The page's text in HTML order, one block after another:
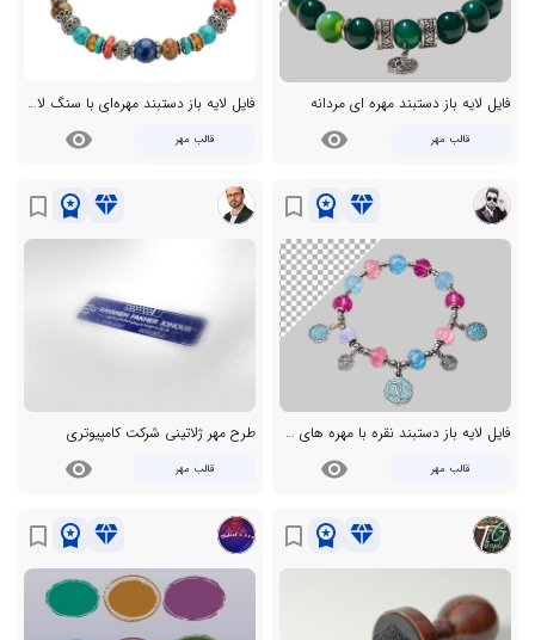
فایل لایه باز دستبند مهره ای مردانه
قالب مهر visibility
فایل لایه باز دستبند مهره‌ای با سنگ لاجورد
قالب مهر visibility
diamond
workspace_premium
bookmark_border
فایل لایه باز دستبند نقره با مهره های صورتی آبی
قالب مهر visibility
diamond
workspace_premium
bookmark_border
طرح مهر ژلاتینی شرکت کامپیوتری
قالب مهر visibility
diamond
workspace_premium
bookmark_border
diamond
workspace_premium
bookmark_border